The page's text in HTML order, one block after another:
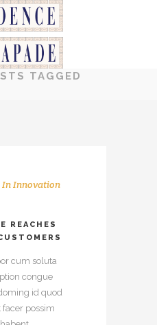
TAGGED
InInnovation
REACHES
cum soluta
congue
id quod
possim